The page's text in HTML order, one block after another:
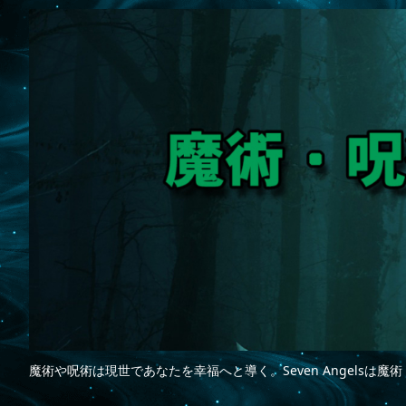
魔術や呪術は現世であなたを幸福へと導く。Seven Angelsは魔